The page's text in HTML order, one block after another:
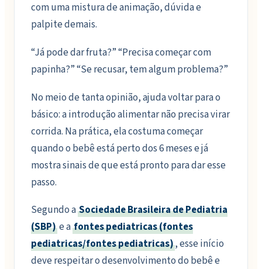
com uma mistura de animação, dúvida e
palpite demais.
“Já pode dar fruta?” “Precisa começar com
papinha?” “Se recusar, tem algum problema?”
No meio de tanta opinião, ajuda voltar para o
básico: a introdução alimentar não precisa virar
corrida. Na prática, ela costuma começar
quando o bebê está perto dos 6 meses e já
mostra sinais de que está pronto para dar esse
passo.
Segundo a Sociedade Brasileira de Pediatria
(SBP) e a fontes pediatricas (fontes
pediatricas/fontes pediatricas), esse início
deve respeitar o desenvolvimento do bebê e